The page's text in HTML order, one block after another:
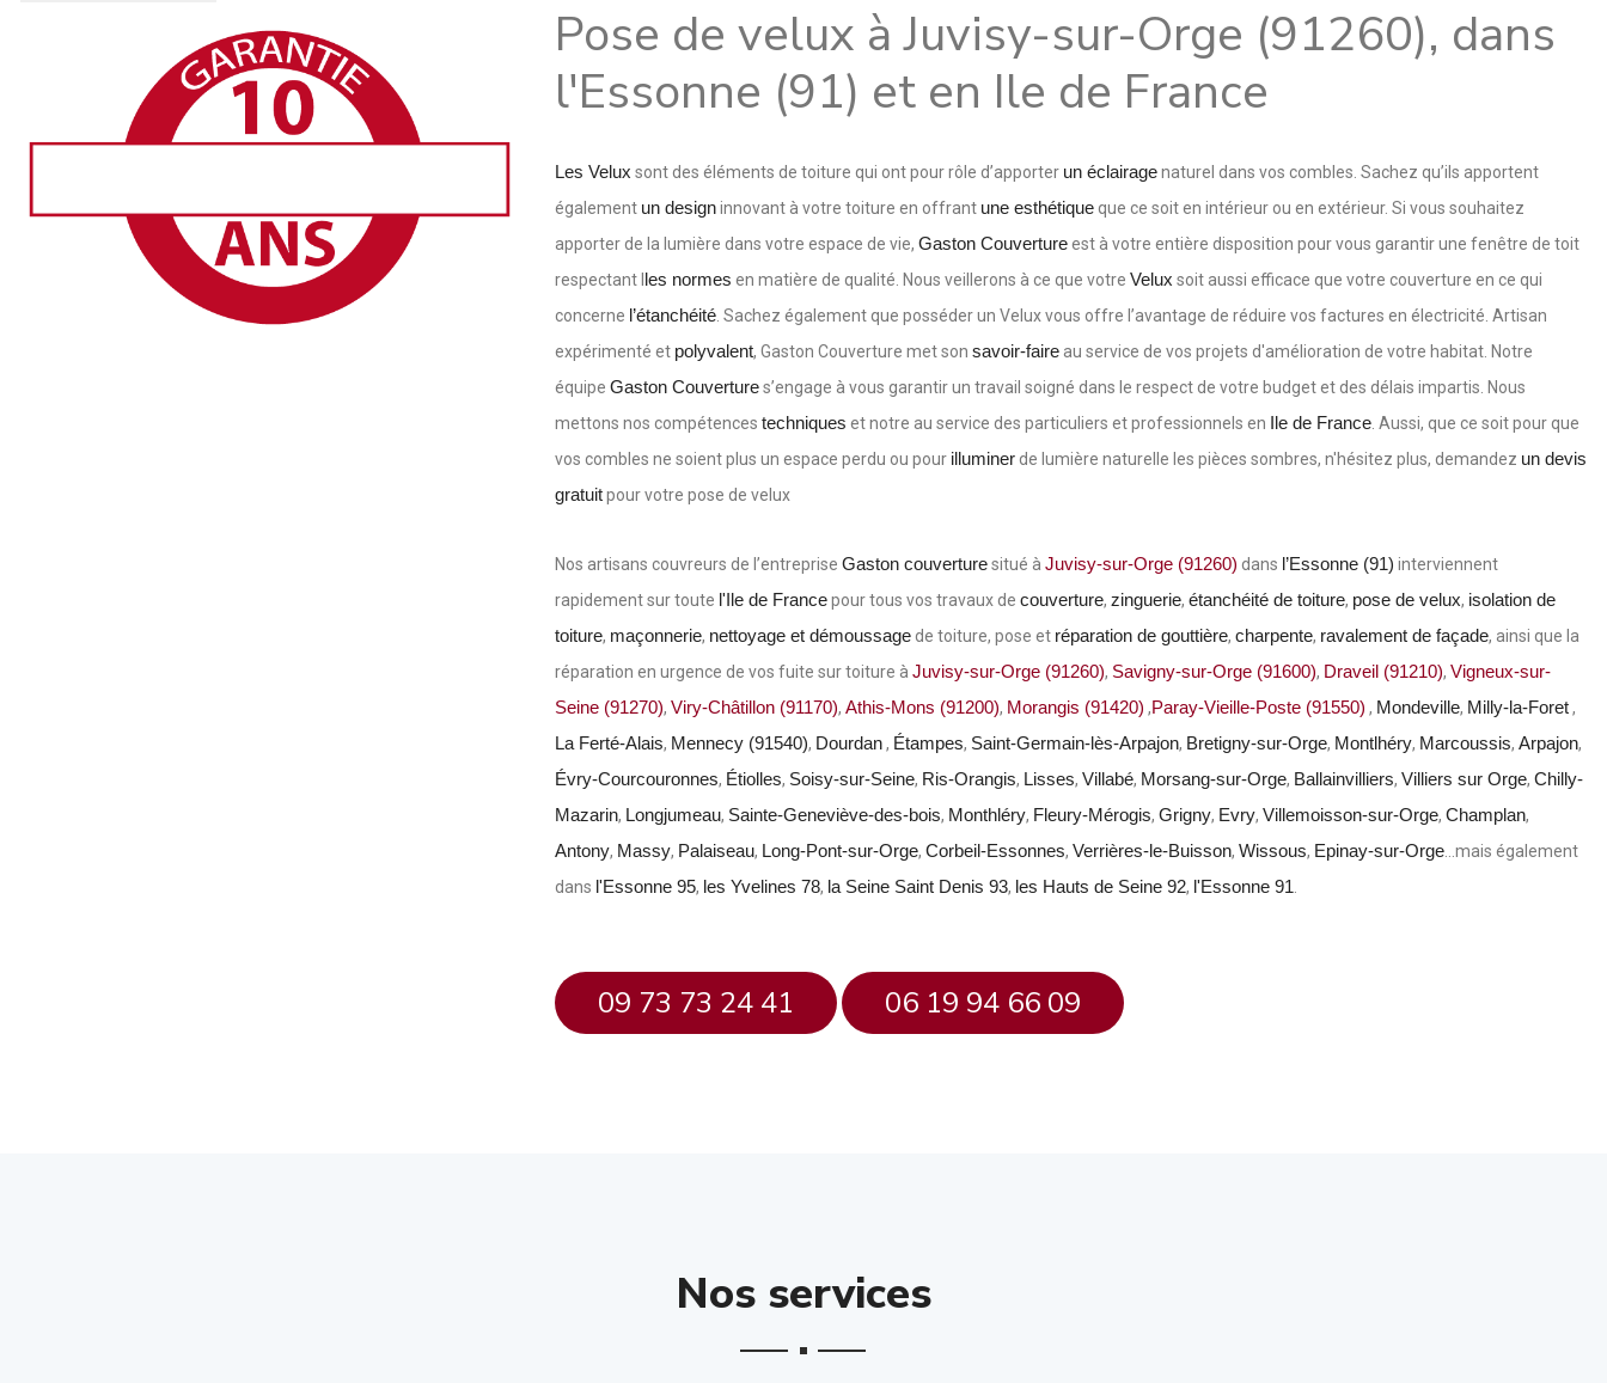
Pose de velux à Juvisy-sur-Orge (91260), dans
l'Essonne (91) et en Ile de France
Les Velux sont des éléments de toiture qui ont pour rôle d’apporter un éclairagenaturel dans vos combles. Sachez qu’ils apportent
également un designinnovant à votre toiture en offrant une esthétiqueque ce soit en intérieur ou en extérieur. Si vous souhaitez
apporter de la lumière dans votre espace de vie, Gaston Couvertureest à votre entière disposition pour vous garantir une fenêtre de toit
respectant lles normes en matière de qualité. Nous veillerons à ce que votre Velux soit aussi efficace que votre couverture en ce qui
concerne l’étanchéité. Sachez également que posséder un Velux vous offre l’avantage de réduire vos factures en électricité. Artisan
expérimenté et polyvalent, Gaston Couverture met son savoir-faireau service de vos projets d'amélioration de votre habitat. Notre
équipe Gaston Couvertures’engage à vous garantir un travail soigné dans le respect de votre budget et des délais impartis. Nous
mettons nos compétences techniques et notre au service des particuliers et professionnels en Ile de France. Aussi, que ce soit pour que
vos combles ne soient plus un espace perdu ou pour illuminerde lumière naturelle les pièces sombres, n'hésitez plus, demandez un devis
gratuitpour votre pose de velux
Nos artisans couvreurs de l’entreprise Gaston couverturesitué à Juvisy-sur-Orge (91260) dans l’Essonne (91) interviennent
rapidement sur toute l'Ile de Francepour tous vos travaux de couverture, zinguerie, étanchéité de toiture, pose de velux, isolation de
toiture, maçonnerie, nettoyage et démoussagede toiture, pose et réparation de gouttière, charpente, ravalement de façade, ainsi que la
réparation en urgence de vos fuite sur toiture à Juvisy-sur-Orge (91260), Savigny-sur-Orge (91600), Draveil (91210), Vigneux-sur-
Seine (91270), Viry-Châtillon (91170), Athis-Mons (91200), Morangis (91420) ,Paray-Vieille-Poste (91550) , Mondeville, Milly-la-Foret,
La Ferté-Alais, Mennecy (91540), Dourdan, Étampes, Saint-Germain-lès-Arpajon, Bretigny-sur-Orge, Montlhéry, Marcoussis, Arpajon,
Évry-Courcouronnes, Étiolles, Soisy-sur-Seine, Ris-Orangis, Lisses, Villabé, Morsang-sur-Orge, Ballainvilliers, Villiers sur Orge, Chilly-
Mazarin, Longjumeau, Sainte-Geneviève-des-bois, Monthléry, Fleury-Mérogis, Grigny, Evry, Villemoisson-sur-Orge, Champlan,
Antony, Massy, Palaiseau, Long-Pont-sur-Orge, Corbeil-Essonnes, Verrières-le-Buisson, Wissous, Epinay-sur-Orge…mais également
dans l'Essonne 95, les Yvelines 78, la Seine Saint Denis 93, les Hauts de Seine 92, l'Essonne 91
09 73 73 24 41 06 19 94 66 09
Nos services